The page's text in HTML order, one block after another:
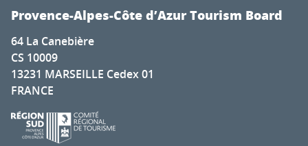
Provence-Alpes-Côte d’Azur Tourism Board
64 La Canebière
CS 10009
13231 MARSEILLE Cedex 01
FRANCE